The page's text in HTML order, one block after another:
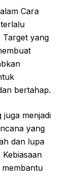
Cara
Target yang
bertahap.
menjadi
yang
dan lupa